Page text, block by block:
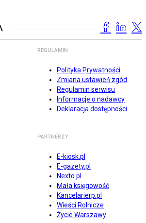
REGULAMIN
Polityka Prywatności
Zmiana ustawień zgód
Regulamin serwisu
Informacje o nadawcy
Deklaracja dostępności
PARTNERZY
E-kiosk.pl
E-gazety.pl
Nexto.pl
Mała księgowość
Kancelarierp.pl
Wieści Rolnicze
Życie Warszawy